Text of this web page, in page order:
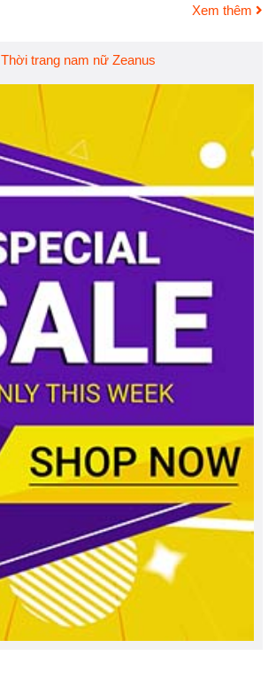
Xem thêm
Thời trang nam nữ Zeanus